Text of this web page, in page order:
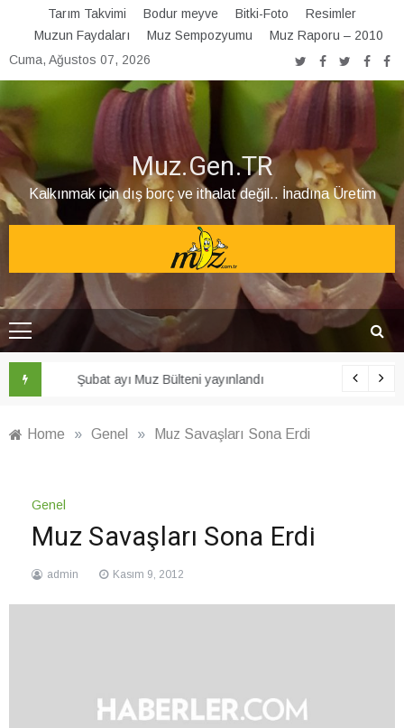
content
Tarım Takvimi Bodur meyve Bitki-Foto
Resimler
Muzun Faydaları
Muz Sempozyumu
Muz Raporu – 2010
Cuma, Ağustos 07, 2026
Muz.Gen.TR
Kalkınmak için dış borç ve ithalat değil.. İnadına Üretim
Şubat ayı Muz Bülteni yayınlandı
Home » Genel » Muz Savaşları Sona Erdi
Genel
Muz Savaşları Sona Erdi
admin Kasım 9, 2012